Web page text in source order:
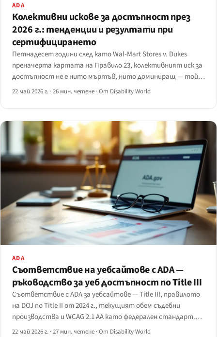
ADA
Колективни искове за достъпност през
2026 г.: тенденции и резултати при
сертифицирането
Петнадесет години след като Wal-Mart Stores v. Dukes
преначерта картата на Правило 23, колективният иск за
достъпност не е нито мъртъв, нито доминиращ — той е
бавно възстановяващ се инструмент, чиято
Деветия апелативен окръг.
22 май 2026 г. ·26 мин. четене ·От Disability World
ADA
Съответствие на уебсайтове с ADA —
ръководство за уеб достъпност по Title III
Съответствие с ADA за уебсайтове — Title III, правилото
на DOJ по Title II от 2024 г., текущият обем съдебни
производства и WCAG 2.1 AA като федерален стандарт.
Ръководство с актуални данни за съответствието на
22 май 2026 г. ·27 мин. четене ·От Disability World